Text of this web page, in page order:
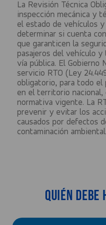
La Revisión Técnica
inspección mecánica y
el estado de vehículos
determinar si cuenta
que garanticen la
pasajeros del vehículo
vía pública. El Gobierno
servicio RTO (Ley
obligatorio, para todo el
en el territorio nacional,
normativa vigente. La
prevenir y evitar los
causados por defectos
contaminación ambiental.
Quién debe